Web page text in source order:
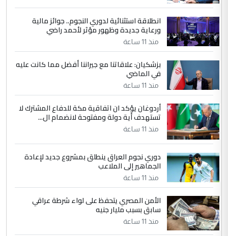
5 سردار
التعليق : واحد من عصابة علي ماما يسقط
جنسية الرافد الثالث للعراق ومن اصول عريقة
الموضوع :
الجواهري يرد على صدام حسين سل
مضجعيك يابن الزنا (نص كامل)
انطلاقة استثنائية لدوري النجوم.. جوائز مالية
ورعاية جديدة وظهور مؤثر لأحمد راضي
منذ 11 ساعة
بزشكيان: علاقاتنا مع جيراننا أفضل مما كانت عليه
في الماضي
منذ 11 ساعة
أردوغان يؤكد ان اتفاقية مكة للدفاع المشترك لا
تستهدف أية دولة ومفتوحة لانضمام ال...
منذ 11 ساعة
دوري نجوم العراق ينطلق بمشروع جديد لإعادة
الجماهير إلى الملاعب
منذ 11 ساعة
الأمن المصري يتحفظ على لواء شرطة عراقي
سابق بسبب مليار جنيه
منذ 11 ساعة